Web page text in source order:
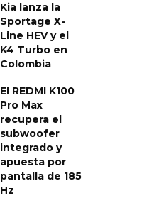
Kia lanza la
Sportage X-
Line HEV y el
K4 Turbo en
Colombia
El REDMI K100
Pro Max
recupera el
subwoofer
integrado y
apuesta por
pantalla de 185
Hz